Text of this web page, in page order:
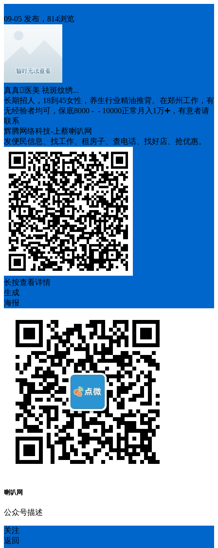
09-05 发布，814浏览
真真医美 祛斑纹绣...
长期招人，18到45女性，养生行业精油推背。在郑州工作，有
无经验者均可，保底8000 - - 10000正常月入1万➕，有意者请
联系
辉腾网络科技-上蔡喇叭网
发便民信息、找工作、租房子、查电话、找好店、抢优惠。
长按查看详情
生成
海报
喇叭网
公众号描述
关注
返回